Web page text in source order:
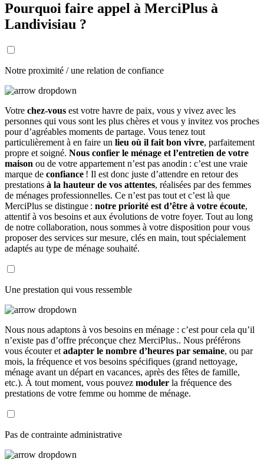
Pourquoi faire appel à MerciPlus à
Landivisiau ?
Notre proximité / une relation de confiance
Votre chez-vous est votre havre de paix, vous y vivez avec les
personnes qui vous sont les plus chères et vous y invitez vos proches
pour d’agréables moments de partage. Vous tenez tout
particulièrement à en faire un lieu où il fait bon vivre, parfaitement
propre et soigné. Nous confier le ménage et l’entretien de votre
maison ou de votre appartement n’est pas anodin : c’est une vraie
marque de confiance ! Il est donc juste d’attendre en retour des
prestations à la hauteur de vos attentes, réalisées par des femmes
de ménages professionnelles. Ce n’est pas tout et c’est là que
MerciPlus se distingue : notre priorité est d’être à votre écoute,
attentif à vos besoins et aux évolutions de votre foyer. Tout au long
de notre collaboration, nous sommes à votre disposition pour vous
proposer des services sur mesure, clés en main, tout spécialement
adaptés au type de ménage souhaité.
Une prestation qui vous ressemble
Nous nous adaptons à vos besoins en ménage : c’est pour cela qu’il
n’existe pas d’offre préconçue chez MerciPlus.. Nous préférons
vous écouter et adapter le nombre d’heures par semaine, ou par
mois, la fréquence et vos besoins spécifiques (grand nettoyage,
ménage avant un départ en vacances, après des fêtes de famille,
etc.). À tout moment, vous pouvez moduler la fréquence des
prestations de votre femme ou homme de ménage.
Pas de contrainte administrative